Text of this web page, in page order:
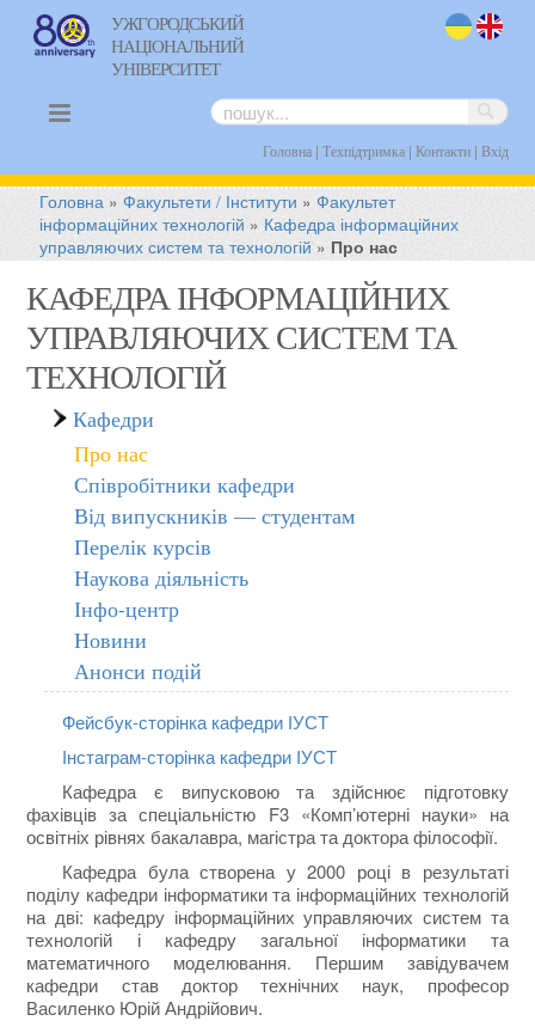
УЖГОРОДСЬКИЙ
НАЦІОНАЛЬНИЙ
УНІВЕРСИТЕТ
Головна| Техпідтримка| Контакти| Вхід
Головна »Факультети / Інститути »Факультет
інформаційних технологій » Кафедра інформаційних
управляючих систем та технологій » Про нас
КАФЕДРА ІНФОРМАЦІЙНИХ
УПРАВЛЯЮЧИХ СИСТЕМ ТА
ТЕХНОЛОГІЙ
Кафедри
Про нас
Співробітники кафедри
Від випускників — студентам
Перелік курсів
Наукова діяльність
Інфо-центр
Новини
Анонси подій
Фейсбук-сторінка кафедри ІУСТ
Інстаграм-сторінка кафедри ІУСТ
Кафедра є випусковою та здійснює підготовку
фахівців за спеціальністю F3 «Комп’ютерні науки» на
освітніх рівнях бакалавра, магістра та доктора філософії.
Кафедра була створена у 2000 році в результаті
поділу кафедри інформатики та інформаційних технологій
на дві: кафедру інформаційних управляючих систем та
технологій і кафедру загальної інформатики та
математичного моделювання. Першим завідувачем
кафедри став доктор технічних наук, професор
Василенко Юрій Андрійович.